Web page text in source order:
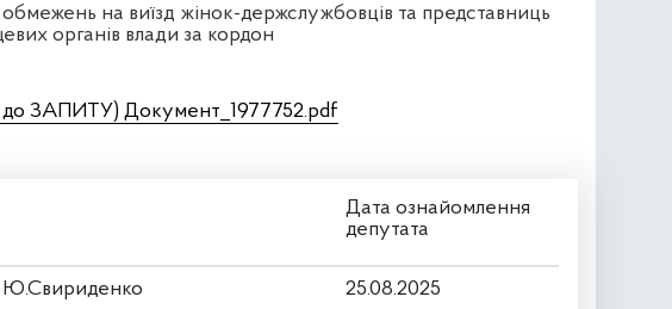
на виїзд жінок-держслужбовців та представниць
органів влади за кордон
до ЗАПИТУ) Документ_1977752.pdf
Дата ознайомлення
депутата
Ю.Свириденко
25.08.2025